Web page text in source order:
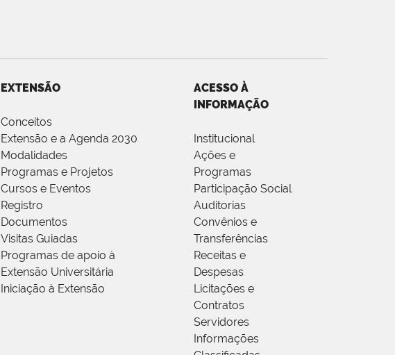
EXTENSÃO
Conceitos
Extensão e a Agenda 2030
Modalidades
Programas e Projetos
Cursos e Eventos
Registro
Documentos
Visitas Guiadas
Programas de apoio à
Extensão Universitária
Iniciação à Extensão
ACESSO À
INFORMAÇÃO
Institucional
Ações e
Programas
Participação Social
Auditorias
Convênios e
Transferências
Receitas e
Despesas
Licitações e
Contratos
Servidores
Informações